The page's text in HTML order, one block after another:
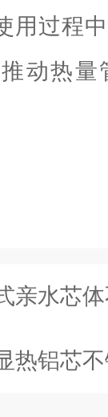
用过程
动热
亲水芯
热铝芯